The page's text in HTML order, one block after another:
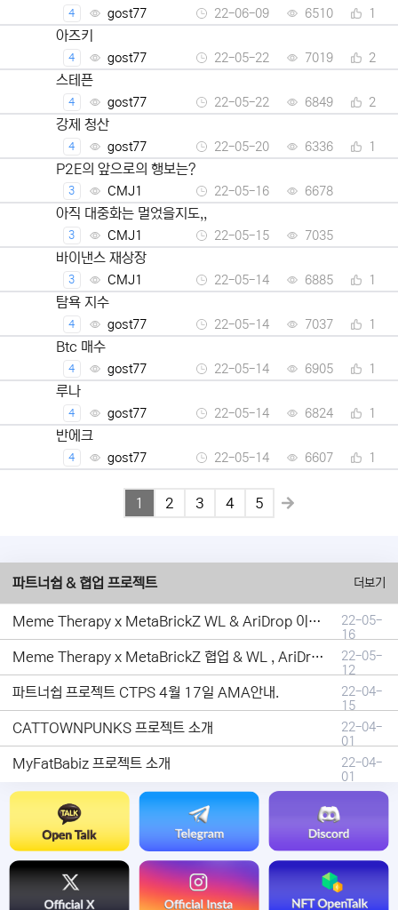
4 gost77 22-06-09 6510 1
아즈키
4 gost77 22-05-22 7019 2
스테픈
4 gost77 22-05-22 6849 2
강제 청산
4 gost77 22-05-20 6336 1
P2E의 앞으로의 행보는?
3 CMJ1 22-05-16 6678
아직 대중화는 멀었을지도,,
3 CMJ1 22-05-15 7035
바이낸스 재상장
3 CMJ1 22-05-14 6885 1
탐욕 지수
4 gost77 22-05-14 7037 1
Btc 매수
4 gost77 22-05-14 6905 1
루나
4 gost77 22-05-14 6824 1
반에크
4 gost77 22-05-14 6607 1
1 2 3 4 5
파트너쉽 & 협업 프로젝트 더보기
Meme Therapy x MetaBrickZ WL & AriDrop 이벤트 결과안내!
22-05-
16
Meme Therapy x MetaBrickZ 협업 & WL , AriDrop 이벤트 안내
22-05-
12
파트너쉽 프로젝트 CTPS 4월 17일 AMA안내.
22-04-
15
CATTOWNPUNKS 프로젝트 소개
22-04-
01
MyFatBabiz 프로젝트 소개
22-04-
01